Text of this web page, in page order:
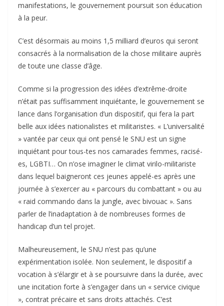
manifestations, le gouvernement poursuit son éducation
à la peur.
C’est désormais au moins 1,5 milliard d’euros qui seront
consacrés à la normalisation de la chose militaire auprès
de toute une classe d’âge.
Comme si la progression des idées d’extrême-droite
n’était pas suffisamment inquiétante, le gouvernement se
lance dans l’organisation d’un dispositif, qui fera la part
belle aux idées nationalistes et militaristes. « L’universalité
» vantée par ceux qui ont pensé le SNU est un signe
inquiétant pour tous-tes nos camarades femmes, racisé-
es, LGBTI… On n’ose imaginer le climat virilo-militariste
dans lequel baigneront ces jeunes appelé-es après une
journée à s’exercer au « parcours du combattant » ou au
« raid commando dans la jungle, avec bivouac ». Sans
parler de l’inadaptation à de nombreuses formes de
handicap d’un tel projet.
Malheureusement, le SNU n’est pas qu’une
expérimentation isolée. Non seulement, le dispositif a
vocation à s’élargir et à se poursuivre dans la durée, avec
une incitation forte à s’engager dans un « service civique
», contrat précaire et sans droits attachés. C’est